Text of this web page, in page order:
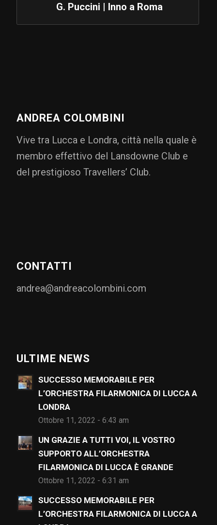
G. Puccini | Inno a Roma
ANDREA COLOMBINI
Vive tra Lucca e Londra, città nella quale è
membro effettivo del Lansdowne Club e
del prestigioso Travellers’ Club.
CONTATTI
andrea@andreacolombini.com
ULTIME NEWS
SUCCESSO MEMORABILE PER
L’ORCHESTRA FILARMONICA DI LUCCA A
LONDRA
Ottobre 11, 2022 - 6:43 am
UN GRAZIE A TUTTI VOI, IL VOSTRO
SUPPORTO ALL’ORCHESTRA
FILARMONICA DI LUCCA È GRANDE
Ottobre 11, 2022 - 6:31 am
SUCCESSO MEMORABILE PER
L’ORCHESTRA FILARMONICA DI LUCCA A